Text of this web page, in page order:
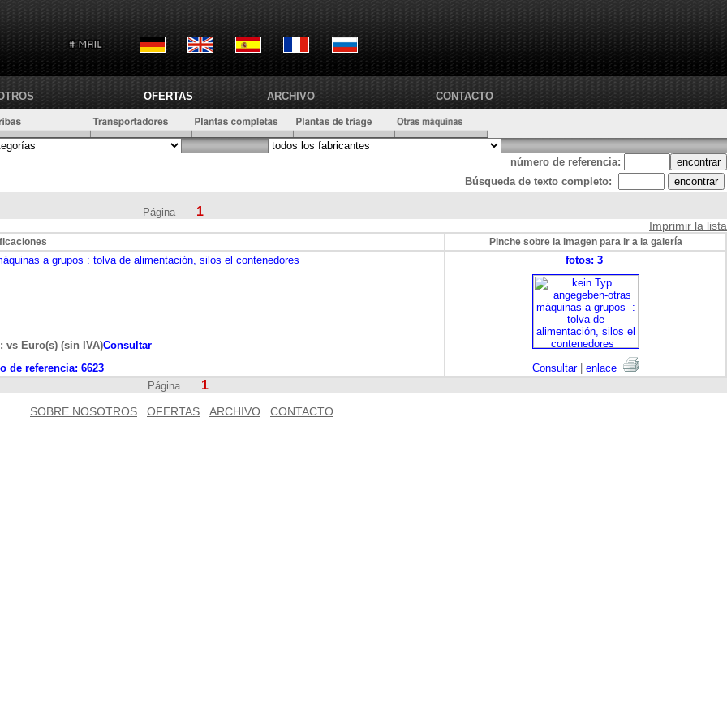
OFERTAS ARCHIVO CONTACTO
número de referencia:
Búsqueda de texto completo:
Página 1
Imprimir la lista
Pinche sobre la imagen para ir a la galería
a grupos : tolva de alimentación, silos el contenedores
vs Euro(s) (sin IVA)Consultar
de referencia: 6623
fotos: 3
Consultar| enlace
Página
1
SOBRE NOSOTROS OFERTAS ARCHIVO CONTACTO